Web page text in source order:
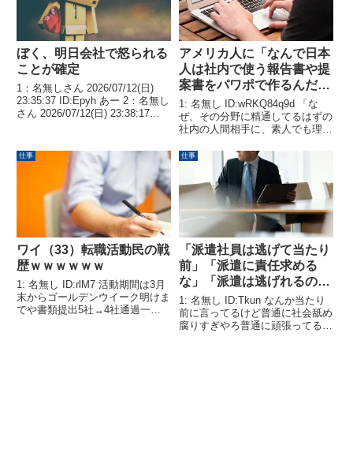
ぼく、明日会社で怒られる
ことが確定
1：名無しさん 2026/07/12(日)
23:35:37 ID:Epyh あー 2：名無し
さん 2026/07/12(日) 23:38:17
2026/07/12(日) 2...
アメリカ人に「なんで日本
人は社内で使う報告書や提
案書をパワポで作るんだ
い？」って言われた
1: 名無し ID:wRKQ84q9d 「な
ぜ、その分野に精通してるはずの
社内の人間相手に、素人でも理解
たパワポ資料を使ってプレゼンす
るんだい？ Excelに、会議で必要
な各数値とアジェンダを箇条書き
でまとめれ...
仕事
ワイ（33）転職活動民の戦
歴ｗｗｗｗｗｗ
1: 名無し ID:rlM7 活動期間は3月
末からゴールデンウイーク明けま
でや書類提出5社→4社通過一次
仕事
「派遣社員は逃げて当たり
前」「派遣に責任求める
な」「派遣は逃げれるのが
メリット」←これ
1: 名無し ID:Tkun なんか当たり
前に言ってるけど普通に社会舐め
腐りすぎやろ普通に頑張ってる派